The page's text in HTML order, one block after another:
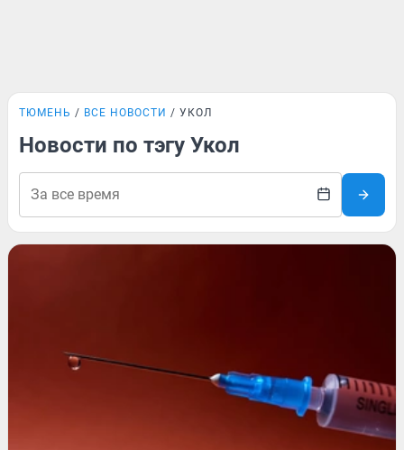
ТЮМЕНЬ ВСЕ НОВОСТИ УКОЛ
Новости по тэгу Укол